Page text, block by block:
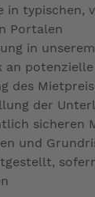
in typischen,
Portalen
in
an
des
der
sicheren
und